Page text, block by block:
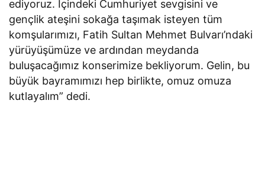
ediyoruz. İçindeki Cumhuriyet sevgisini ve
gençlik ateşini sokağa taşımak isteyen tüm
komşularımızı, Fatih Sultan Mehmet Bulvarı’ndaki
yürüyüşümüze ve ardından meydanda
buluşacağımız konserimize bekliyorum. Gelin, bu
büyük bayramımızı hep birlikte, omuz omuza
kutlayalım” dedi.